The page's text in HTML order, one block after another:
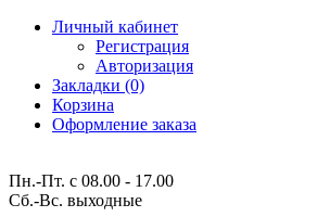
Личный кабинет
Регистрация
Авторизация
Закладки (0)
Корзина
Оформление заказа
Пн.-Пт. с 08.00 - 17.00
Сб.-Вс. выходные